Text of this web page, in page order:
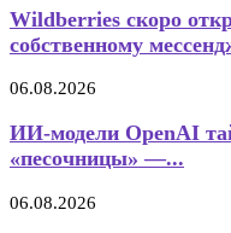
Wildberries скоро
собственному
06.08.2026
ИИ-модели OpenAI
«песочницы» —...
06.08.2026